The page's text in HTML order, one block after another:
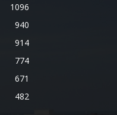
1096
940
914
774
671
482